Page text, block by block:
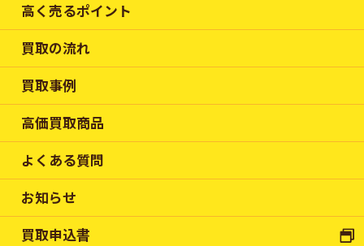
高く売るポイント
買取の流れ
買取事例
高価買取商品
よくある質問
お知らせ
買取申込書